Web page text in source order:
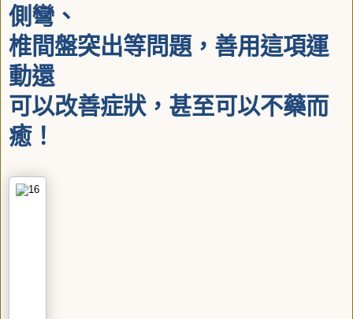
側彎、
椎間盤突出等問題，善用這項運
動還
可以改善症狀，甚至可以不藥而
癒！